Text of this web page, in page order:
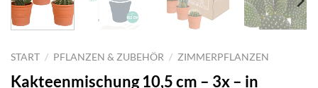
START / PFLANZEN & ZUBEHÖR / ZIMMERPFLANZEN
Kakteenmischung 10,5 cm – 3x – in